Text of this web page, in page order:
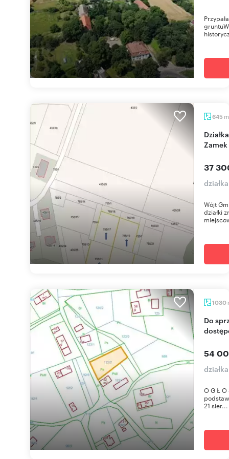
645 m
Działka 645 m² w Pielgrzymce z widokiem na
37
Wójt
działki
1030
Do sprzedania działka 1030 m² w Pielgrzymce z
54
O G Ł O
21 sier...